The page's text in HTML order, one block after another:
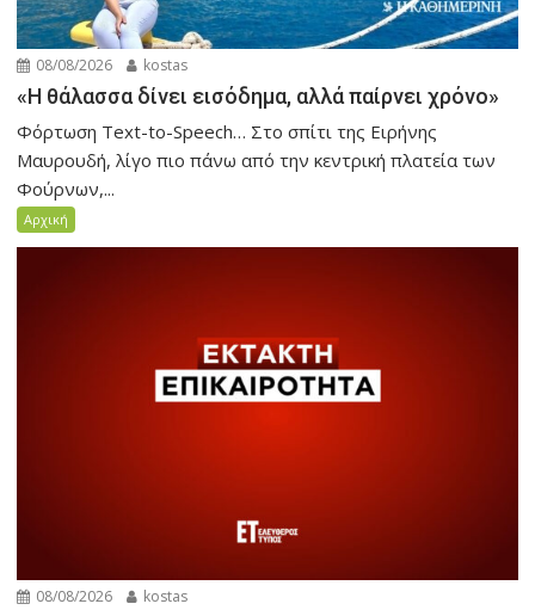
08/08/2026 kostas
«Η θάλασσα δίνει εισόδημα, αλλά παίρνει χρόνο»
Φόρτωση Text-to-Speech… Στο σπίτι της Ειρήνης
Μαυρουδή, λίγο πιο πάνω από την κεντρική πλατεία των
Φούρνων,...
Αρχική
08/08/2026 kostas